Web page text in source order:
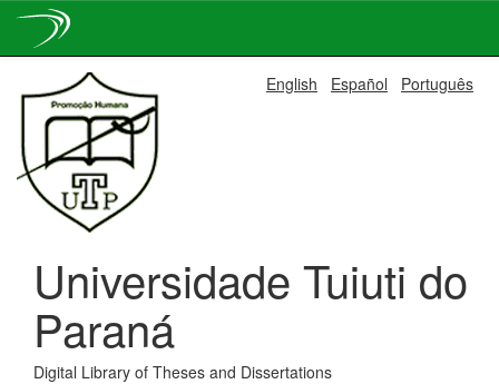
navigation
English Español Português
Universidade Tuiuti do
Paraná
Digital Library of Theses and Dissertations